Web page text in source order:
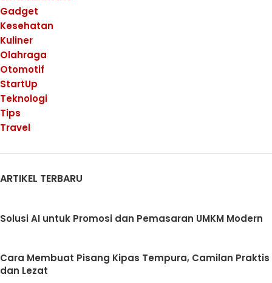
Gadget
Kesehatan
Kuliner
Olahraga
Otomotif
StartUp
Teknologi
Tips
Travel
ARTIKEL TERBARU
Solusi AI untuk Promosi dan Pemasaran UMKM Modern
Cara Membuat Pisang Kipas Tempura, Camilan Praktis
dan Lezat